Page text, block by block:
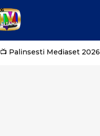
📺 Palinsesti Mediaset 2026